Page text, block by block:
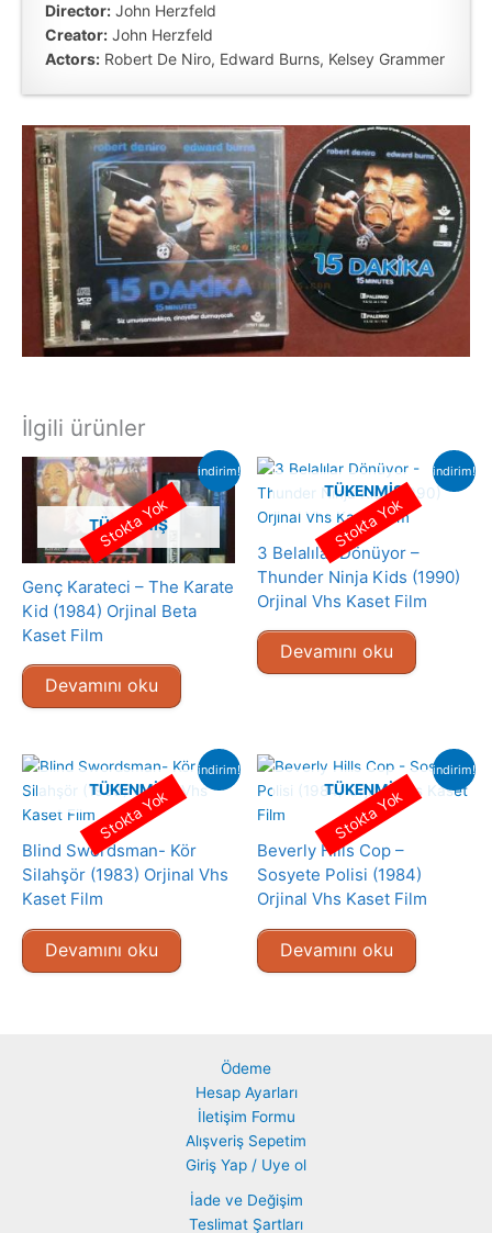
Director: John Herzfeld
Creator: John Herzfeld
Actors: Robert De Niro, Edward Burns, Kelsey Grammer
İlgili ürünler
indirim!
TÜKENMIŞ
Genç Karateci – The Karate
Kid (1984) Orjinal Beta
Kaset Film
Devamını oku
Stokta Yok
indirim!
TÜKENMIŞ
3 Belalılar Dönüyor –
Thunder Ninja Kids (1990)
Orjinal Vhs Kaset Film
Devamını oku
Stokta Yok
indirim!
TÜKENMIŞ
Blind Swordsman- Kör
Silahşör (1983) Orjinal Vhs
Kaset Film
Devamını oku
Stokta Yok
indirim!
TÜKENMIŞ
Beverly Hills Cop –
Sosyete Polisi (1984)
Orjinal Vhs Kaset Film
Devamını oku
Stokta Yok
Ödeme
Hesap Ayarları
İletişim Formu
Alışveriş Sepetim
Giriş Yap / Uye ol
İade ve Değişim
Teslimat Şartları